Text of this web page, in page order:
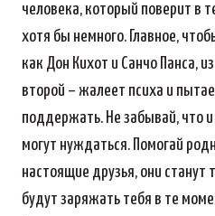
человека, который поверит в
хотя бы немного. Главное,
как Дон Кихот и Санчо Панса,
второй – жалеет психа и
поддержать. Не забывай, что
могут нуждаться. Помогай
настоящие друзья, они
будут заряжать тебя в те